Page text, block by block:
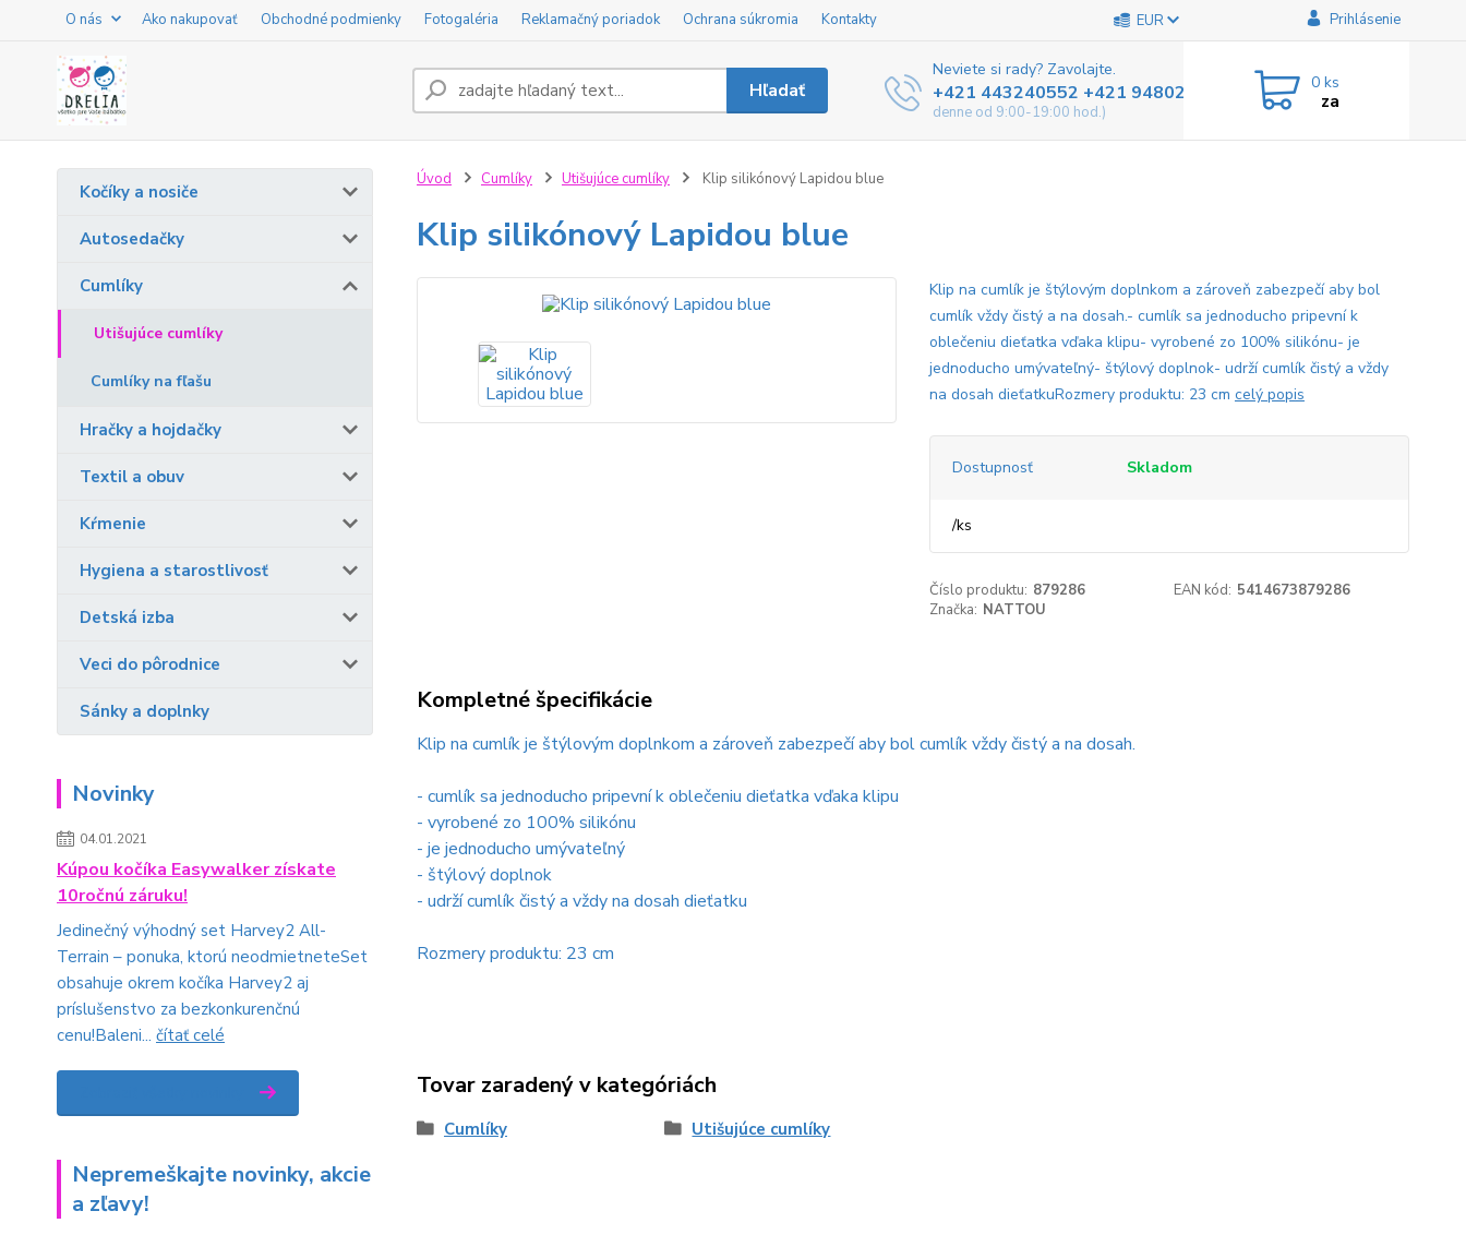
O nás Ako nakupovať Obchodné podmienky Fotogaléria Reklamačný poriadok Ochrana súkromia Kontakty EUR Prihlásenie
Hľadať
Neviete si rady? Zavolajte.
+421 443240552 +421 948025800
denne od 9:00-19:00 hod.)
0 ks
za
Kočíky a nosiče
Autosedačky
Cumlíky
Utišujúce cumlíky
Cumlíky na fľašu
Hračky a hojdačky
Textil a obuv
Kŕmenie
Hygiena a starostlivosť
Detská izba
Veci do pôrodnice
Sánky a doplnky
Novinky
04.01.2021
Kúpou kočíka Easywalker získate
10ročnú záruku!
Jedinečný výhodný set Harvey2 All-
Terrain – ponuka, ktorú neodmietneteSet
obsahuje okrem kočíka Harvey2 aj
príslušenstvo za bezkonkurenčnú
cenu!Baleni... čítať celé
Nepremeškajte novinky, akcie
a zľavy!
Úvod Cumlíky Utišujúce cumlíky Klip silikónový Lapidou blue
Klip silikónový Lapidou blue
Klip na cumlík je štýlovým doplnkom a zároveň zabezpečí aby bol
cumlík vždy čistý a na dosah.- cumlík sa jednoducho pripevní k
oblečeniu dieťatka vďaka klipu- vyrobené zo 100% silikónu- je
jednoducho umývateľný- štýlový doplnok- udrží cumlík čistý a vždy
na dosah dieťatkuRozmery produktu: 23 cm celý popis
Dostupnosť Skladom
/ks
Číslo produktu: 879286 EAN kód: 5414673879286
Značka: NATTOU
Kompletné špecifikácie
Klip na cumlík je štýlovým doplnkom a zároveň zabezpečí aby bol cumlík vždy čistý a na dosah.
- cumlík sa jednoducho pripevní k oblečeniu dieťatka vďaka klipu
- vyrobené zo 100% silikónu
- je jednoducho umývateľný
- štýlový doplnok
- udrží cumlík čistý a vždy na dosah dieťatku
Rozmery produktu: 23 cm
Tovar zaradený v kategóriách
Cumlíky Utišujúce cumlíky